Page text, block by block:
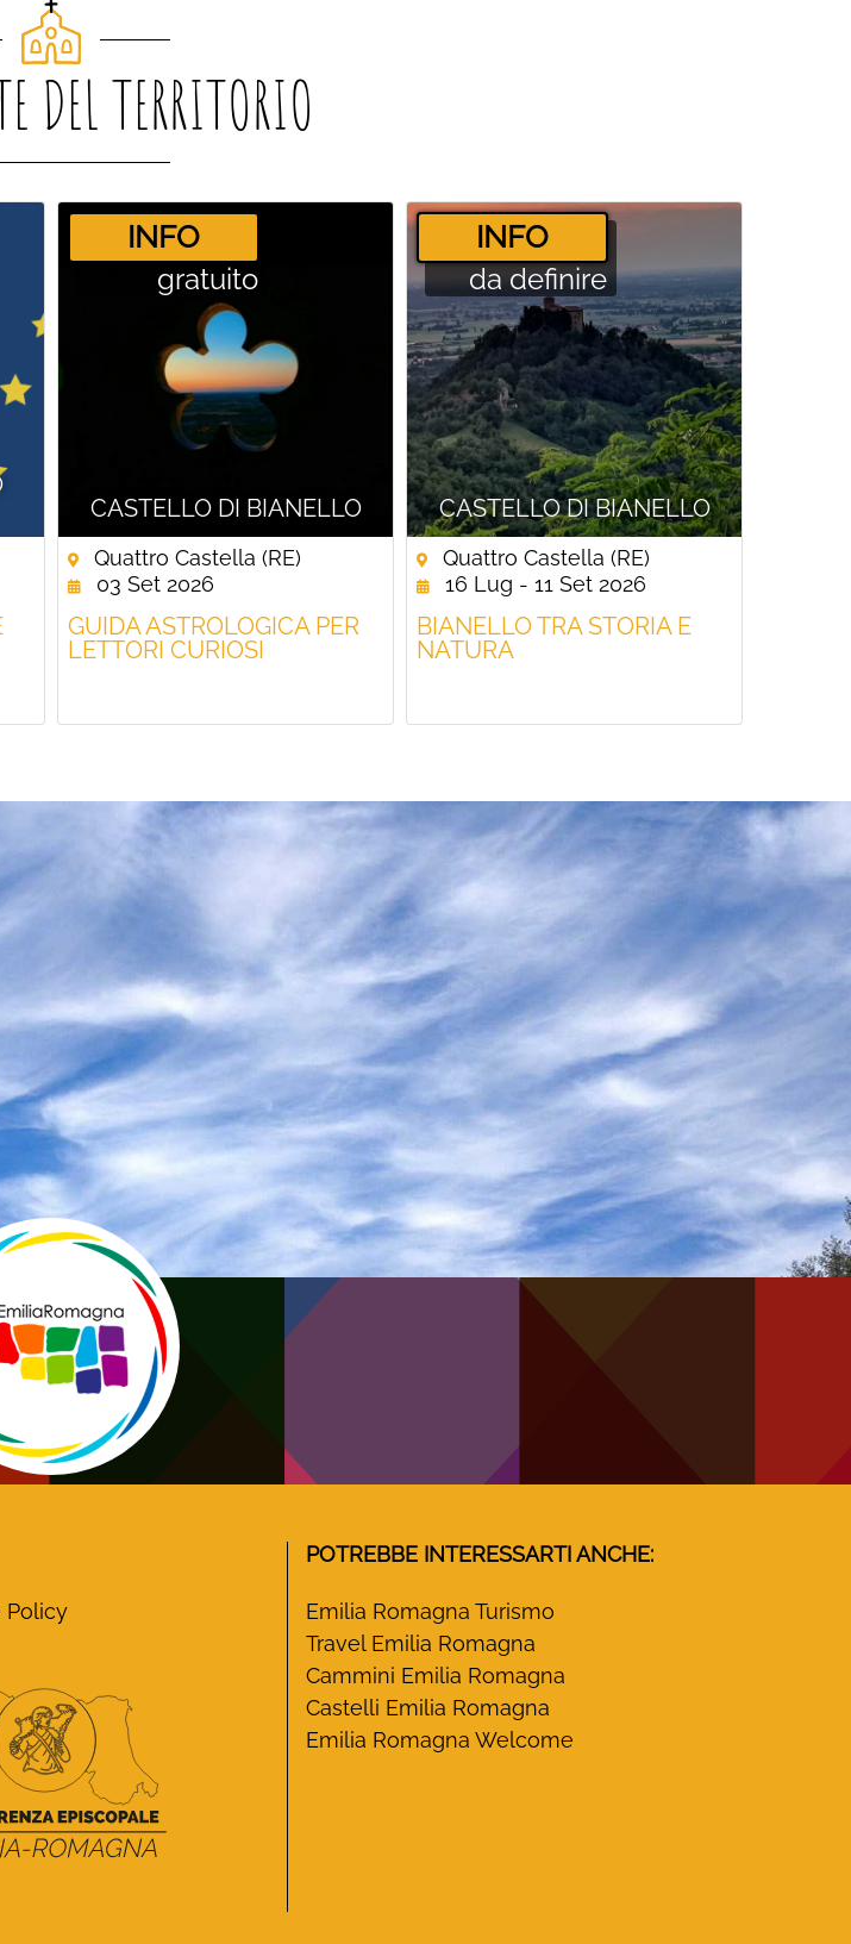
DEL TERRITORIO
CASTELLO DI BIANELLO
­INFO
gratuito
Quattro Castella (RE)
03 Set 2026
GUIDA ASTROLOGICA PER
LETTORI CURIOSI
CASTELLO DI BIANELLO
­INFO
da definire
Quattro Castella (RE)
16 Lug - 11 Set 2026
BIANELLO TRA STORIA E
NATURA
RomagnaEmilia-Romagna
Policy
POTREBBE INTERESSARTI ANCHE:
Emilia Romagna Turismo
Travel Emilia Romagna
Cammini Emilia Romagna
Castelli Emilia Romagna
Emilia Romagna Welcome